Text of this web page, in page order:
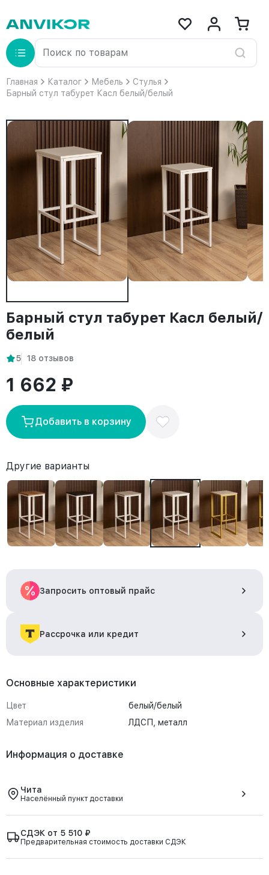
Главная Каталог Мебель
Стулья
Барный стул табурет Касл белый/белый
Барный стул табурет Касл белый/
белый
5 18 отзывов
1 662 ₽
Добавить в корзину
Другие варианты
Запросить оптовый прайс
Рассрочка или кредит
Основные характеристики
Цвет
белый/белый
Материал изделия
ЛДСП, металл
Информация о доставке
Чита
Населённый пункт доставки
СДЭК от 5 510 ₽
Предварительная стоимость доставки СДЭК